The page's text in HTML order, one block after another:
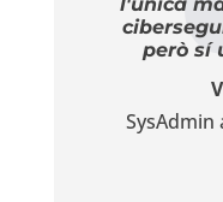
però sí
SysAdmin